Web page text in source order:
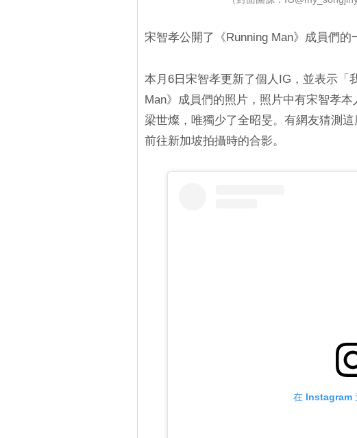
宋智孝公開了《Running Man》成員們的
本月6日宋智孝更新了個人IG，並表示「
Man》成員們的照片，照片中有宋智孝
梁世燦，唯獨少了全昭旻。有網友猜測
前往新加坡拍攝時的合影。
在 Instagram